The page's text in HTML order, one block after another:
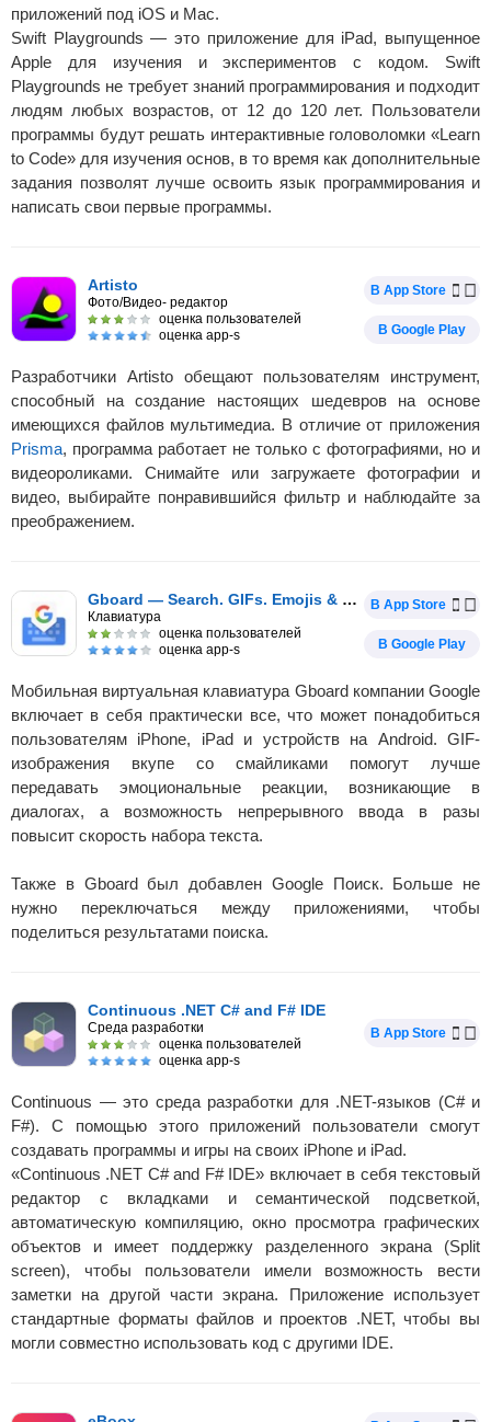
приложений под iOS и Mac.
Swift Playgrounds — это приложение для iPad, выпущенное
Apple для изучения и экспериментов с кодом. Swift
Playgrounds не требует знаний программирования и подходит
людям любых возрастов, от 12 до 120 лет. Пользователи
программы будут решать интерактивные головоломки «Learn
to Code» для изучения основ, в то время как дополнительные
задания позволят лучше освоить язык программирования и
написать свои первые программы.
Artisto
Фото/Видео- редактор
оценка пользователей
оценка app-s
В App Store
В Google Play
Разработчики Artisto обещают пользователям инструмент,
способный на создание настоящих шедевров на основе
имеющихся файлов мультимедиа. В отличие от приложения
Prisma, программа работает не только с фотографиями, но и
видеороликами. Снимайте или загружаете фотографии и
видео, выбирайте понравившийся фильтр и наблюдайте за
преображением.
Gboard — Search. GIFs. Emojis & more
Клавиатура
оценка пользователей
оценка app-s
В App Store
В Google Play
Мобильная виртуальная клавиатура Gboard компании Google
включает в себя практически все, что может понадобиться
пользователям iPhone, iPad и устройств на Android. GIF-
изображения вкупе со смайликами помогут лучше
передавать эмоциональные реакции, возникающие в
диалогах, а возможность непрерывного ввода в разы
повысит скорость набора текста.
Также в Gboard был добавлен Google Поиск. Больше не
нужно переключаться между приложениями, чтобы
поделиться результатами поиска.
Continuous .NET C# and F# IDE
Среда разработки
оценка пользователей
оценка app-s
В App Store
Continuous — это среда разработки для .NET-языков (C# и
F#). С помощью этого приложений пользователи смогут
создавать программы и игры на своих iPhone и iPad.
«Continuous .NET C# and F# IDE» включает в себя текстовый
редактор с вкладками и семантической подсветкой,
автоматическую компиляцию, окно просмотра графических
объектов и имеет поддержку разделенного экрана (Split
screen), чтобы пользователи имели возможность вести
заметки на другой части экрана. Приложение использует
стандартные форматы файлов и проектов .NET, чтобы вы
могли совместно использовать код с другими IDE.